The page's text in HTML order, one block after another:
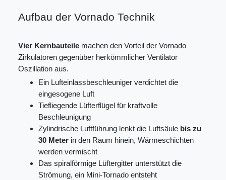
Aufbau der Vornado Technik
Vier Kernbauteile machen den Vorteil der Vornado
Zirkulatoren gegenüber herkömmlicher Ventilator
Oszillation aus.
Ein Lufteinlassbeschleuniger verdichtet die
eingesogene Luft
Tiefliegende Lüfterflügel für kraftvolle
Beschleunigung
Zylindrische Luftführung lenkt die Luftsäule bis zu
30 Meter in den Raum hinein, Wärmeschichten
werden vermischt
Das spiralförmige Lüftergitter unterstützt die
Strömung, ein Mini-Tornado entsteht